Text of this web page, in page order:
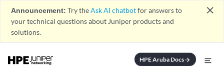
Announcement: Try theAsk AI chatbotfor answers to
your technical questions about Juniper products and
solutions.
close
HPE Aruba Docsarrow_forward